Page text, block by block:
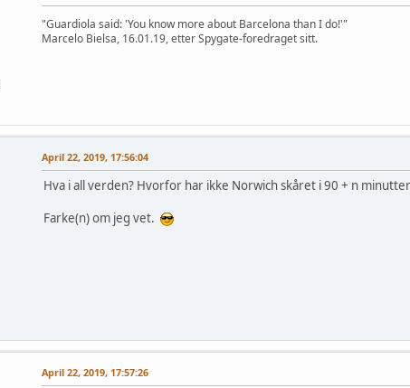
"Guardiola said: 'You know more about Barcelona than I do!'"
Marcelo Bielsa, 16.01.19, etter Spygate-foredraget sitt.
April 22, 2019, 17:56:04
Hva i all verden? Hvorfor har ikke Norwich skåret i 90 + n
Farke(n) om jeg vet.
April 22, 2019, 17:57:26